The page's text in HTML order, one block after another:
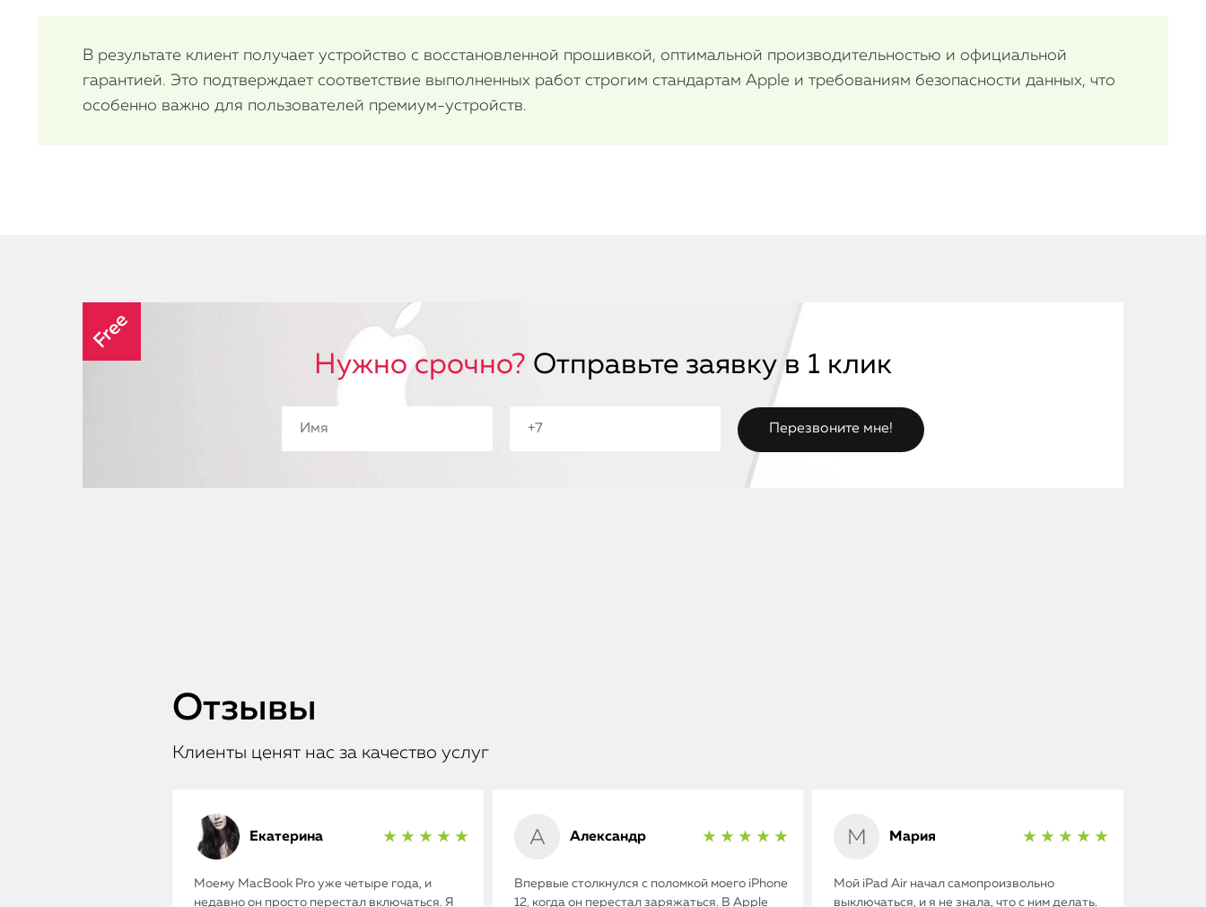
В результате клиент получает устройство с восстановленной прошивкой, оптимальной производительностью и официальной
гарантией. Это подтверждает соответствие выполненных работ строгим стандартам Apple и требованиям безопасности данных, что
особенно важно для пользователей премиум-устройств.
Free
Нужно срочно? Отправьте заявку в 1 клик
Отзывы
Клиенты ценят нас за качество услуг
Екатерина ★ ★ ★ ★ ★
Моему MacBook Pro уже четыре года, и
недавно он просто перестал включаться. Я
Александр ★ ★ ★ ★ ★
Впервые столкнулся с поломкой моего iPhone
12, когда он перестал заряжаться. В Apple
Мария ★ ★ ★ ★ ★
Мой iPad Air начал самопроизвольно
выключаться, и я не знала, что с ним делать.